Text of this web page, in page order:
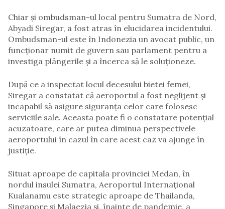
Chiar și ombudsman-ul local pentru Sumatra de Nord,
Abyadi Siregar, a fost atras în elucidarea incidentului.
Ombudsman-ul este în Indonezia un avocat public, un
funcționar numit de guvern sau parlament pentru a
investiga plângerile și a încerca să le soluționeze.
După ce a inspectat locul decesului bietei femei,
Siregar a constatat că aeroportul a fost neglijent și
incapabil să asigure siguranța celor care folosesc
serviciile sale. Aceasta poate fi o constatare potențial
acuzatoare, care ar putea diminua perspectivele
aeroportului în cazul în care acest caz va ajunge în
justiție.
Situat aproape de capitala provinciei Medan, în
nordul insulei Sumatra, Aeroportul Internațional
Kualanamu este strategic aproape de Thailanda,
Singapore și Malaezia și, înainte de pandemie, a